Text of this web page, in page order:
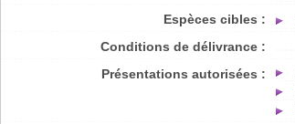
Espèces cibles :
Conditions de délivrance :
Présentations autorisées :